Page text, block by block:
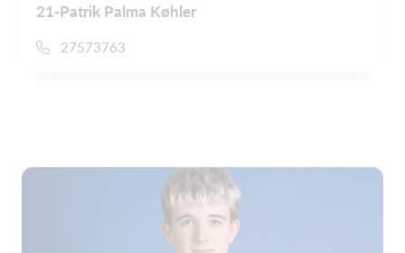
21-Patrik Palma Køhler
27573763